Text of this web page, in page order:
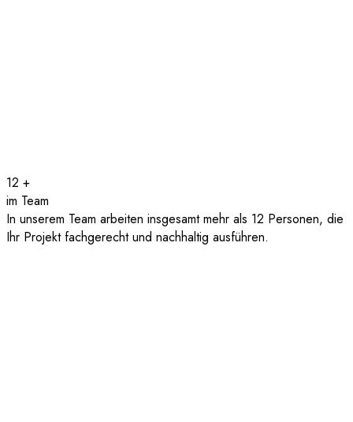
12 +
im Team
In unserem Team arbeiten insgesamt mehr als 12 Personen, die
Ihr Projekt fachgerecht und nachhaltig ausführen.